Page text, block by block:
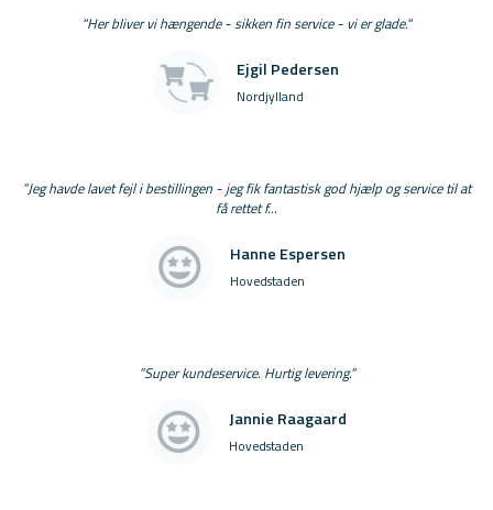
"Her bliver vi hængende - sikken fin service - vi er glade."
Ejgil Pedersen
Nordjylland
”Jeg havde lavet fejl i bestillingen - jeg fik fantastisk god hjælp og service til at
få rettet f...
Hanne Espersen
Hovedstaden
”Super kundeservice. Hurtig levering.”
Jannie Raagaard
Hovedstaden